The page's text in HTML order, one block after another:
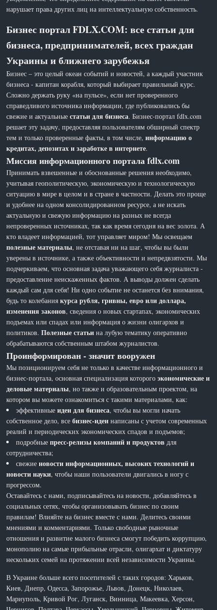
нарушает права других лиц на интеллектуальную собственность.
Бизнес портал FDLX.COM: все статьи для
бизнеса, предпринимателей, всех граждан
Украины и ближнего зарубежья
Бизнес – это целый океан событий и новостей, а каждый участник
бизнеса - капитан корабля, который выбирает правильный курс.
Сложно держать руку «на пульсе», если нет проверенного
справедливого источника информации, где публиковались бы
свежие и актуальныестатьи для бизнеса. Бизнес-портал fdlx.com
решает эту задачу, предоставляя пользователям обширный спектр
тем и только проверенные факты, в том числе,информацию о
кредитах, депозитах и заработке в интернете.
Миссия информационного портала fdlx.com
Принимать взвешенные и обоснованные решения необходимо,
учитывая геополитическую, экономическую и технологическую
ситуацию в мире в целом и в стране в частности. Делать это проще
и удобнее на одном консолидированном ресурсе, а не искать
актуальную и свежую информацию на разных не всегда
непроверенных источниках, так как время сегодня на вес золота. А
кто владеет информацией, тот управляет миром! Мы освещаем
полезные материалы, не отставая ни на шаг, чтобы вы были
уверены в источнике, а также объективности и непредвзятости. Мы
подчеркиваем, что основная задача уважающего себя журналиста -
предоставление неискаженных фактов. А выводы должен сделать
каждый сам для себя! Ни одно событие не останется без внимания,
будь то колебаниякурса рубля, гривны, евро или доллара,
изменения законов, сведения о новых стартапах, экономических
подъемах или спадах или информация о жизни олигархов и
политиков.Полезные статьи на лубую тематику оперативно
обрабатываются собственным штабом журналистов.
Проинформирован - значит вооружен
Мы позиционируем себя не только в качестве информационного и
бизнес-портала, основная специализация которогоэкономические и
деловые материалы, но также и образовательным проектом, на
котором вы можете ознакомиться с такими материалами, как:
эффективныеидеи для бизнеса, чтобы вы могли начать
собственное дело, всебизнес-идеи написаны с учетом современных
реалий и периодических экономических спадов и подъемов;
подробныепресс-релизы компаний и продуктов для
сотрудничества;
свежиеновости информационных, высоких технологий и
новости науки, чтобы наши пользователи двигались в ногу с
прогрессом.
Оставайтесь с нами, подписывайтесь на новости, добавляйтесь в
социальных сетях, чтобы организовывать бизнес по своим
правилам! Влияйте на бизнес вместе с нами. Делитесь своими
мнениями и комментариями. Только свободные рыночные
отношения и развитие малого бизнеса смогут победить коррупцию,
монополию на самые прибыльные отрасли, олигархат и диктатуру
нескольких семей на протяжении всей независимости Украины.
В Украине больше всего посетителей с таких городов: Харьков,
Киев, Днепр, Одесса, Запорожье, Львов, Донецк, Николаев,
Мариуполь, Кривой Рог, Луганск, Винница, Макеевка, Херсон,